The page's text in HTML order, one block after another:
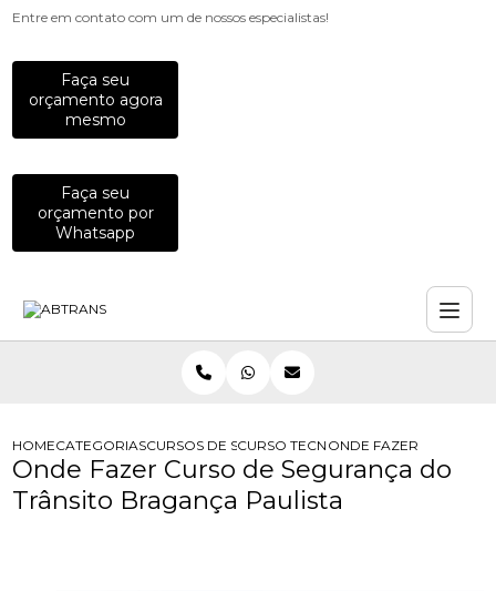
Entre em contato com um de nossos especialistas!
Faça seu
orçamento agora
mesmo
Faça seu
orçamento por
Whatsapp
HOMECATEGORIASCURSOS DE SEGURANCA NO TRANSITO
CURSO TECNOLOGO EM
ONDE FAZER CURSO
Onde Fazer Curso de Segurança do
Trânsito Bragança Paulista